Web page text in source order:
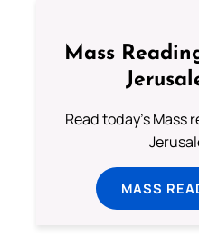
Mass
Read today's Mass
MASS